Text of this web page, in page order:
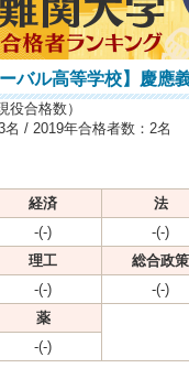
ーバル高等学校】慶應
役合格数）
/ 2019年合格者数：2名
経済 法
-(-) -(-)
理工 総合政策
-(-) -(-)
薬
-(-)